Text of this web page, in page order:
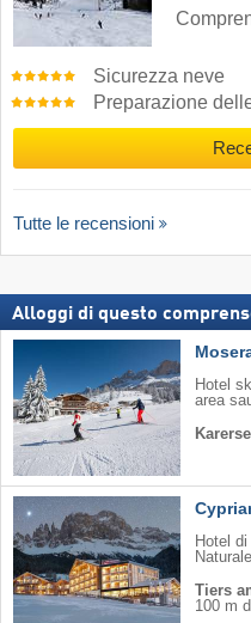
Sicurezza neve
Preparazione
Tutte le recensioni
Alloggi di questo
Hotel
area
Hotel
Tiers
100 m